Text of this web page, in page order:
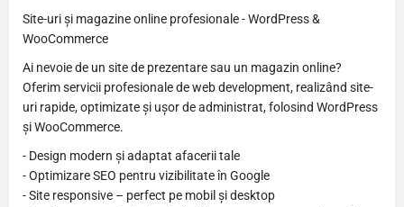
Site-uri și magazine online profesionale - WordPress &
WooCommerce
Ai nevoie de un site de prezentare sau un magazin online?
Oferim servicii profesionale de web development, realizând site-
uri rapide, optimizate și ușor de administrat, folosind WordPress
și WooCommerce.
- Design modern și adaptat afacerii tale
- Optimizare SEO pentru vizibilitate în Google
- Site responsive – perfect pe mobil și desktop